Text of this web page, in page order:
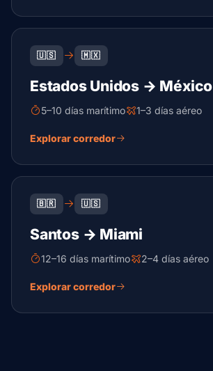
🇺🇸 🇲🇽
Estados Unidos → México
5–10 días marítimo 1–3 días aéreo
Explorar corredor
🇧🇷 🇺🇸
Santos → Miami
12–16 días marítimo 2–4 días aéreo
Explorar corredor